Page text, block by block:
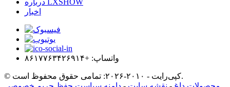
اخبار
واتساپ: +۸۶۱۷۷۶۳۴۲۶۹۱۴
© کپی‌رایت - ۲۰۱۰-۲۰۲۶: تمامی حقوق محفوظ است.